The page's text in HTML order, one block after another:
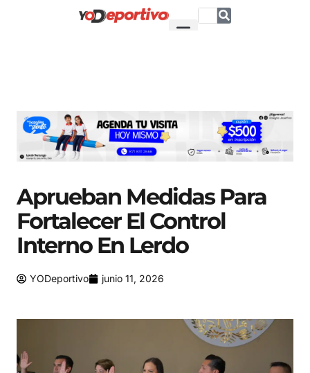
Aprueban Medidas Para
Fortalecer El Control
Interno En Lerdo
YODeportivo junio 11, 2026